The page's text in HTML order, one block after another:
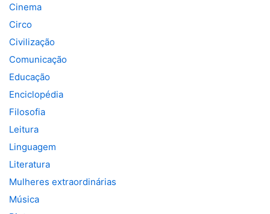
Cinema
Circo
Civilização
Comunicação
Educação
Enciclopédia
Filosofia
Leitura
Linguagem
Literatura
Mulheres extraordinárias
Música